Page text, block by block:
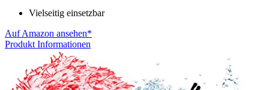
Vielseitig einsetzbar
Auf Amazon ansehen*
Produkt Informationen